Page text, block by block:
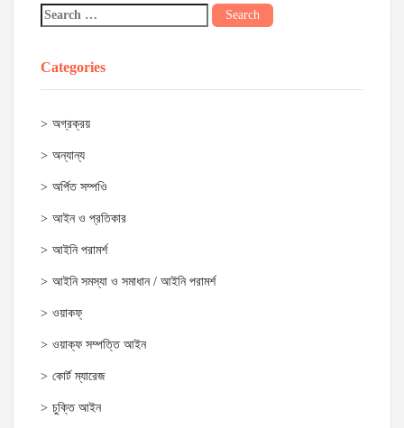
Categories
অগ্রক্রয়
অন্যান্য
অর্পিত সম্পওি
আইন ও প্রতিকার
আইনি পরামর্শ
আইনি সমস্যা ও সমাধান / আইনি পরামর্শ
ওয়াকফ্
ওয়াক্‌ফ সম্পত্তি আইন
কোর্ট ম্যারেজ
চুক্তি আইন